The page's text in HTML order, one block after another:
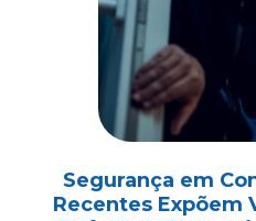
Segurança em
Recentes Expõem
Reforçam
Adolescente de 17 anos
recente caso de um
conseguiu invadir